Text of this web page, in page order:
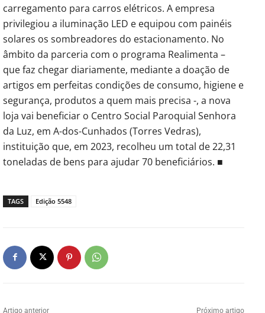
carregamento para carros elétricos. A empresa
privilegiou a iluminação LED e equipou com painéis
solares os sombreadores do estacionamento. No
âmbito da parceria com o programa Realimenta –
que faz chegar diariamente, mediante a doação de
artigos em perfeitas condições de consumo, higiene e
segurança, produtos a quem mais precisa -, a nova
loja vai beneficiar o Centro Social Paroquial Senhora
da Luz, em A-dos-Cunhados (Torres Vedras),
instituição que, em 2023, recolheu um total de 22,31
toneladas de bens para ajudar 70 beneficiários. ■
TAGS Edição 5548
Artigo anterior Próximo artigo